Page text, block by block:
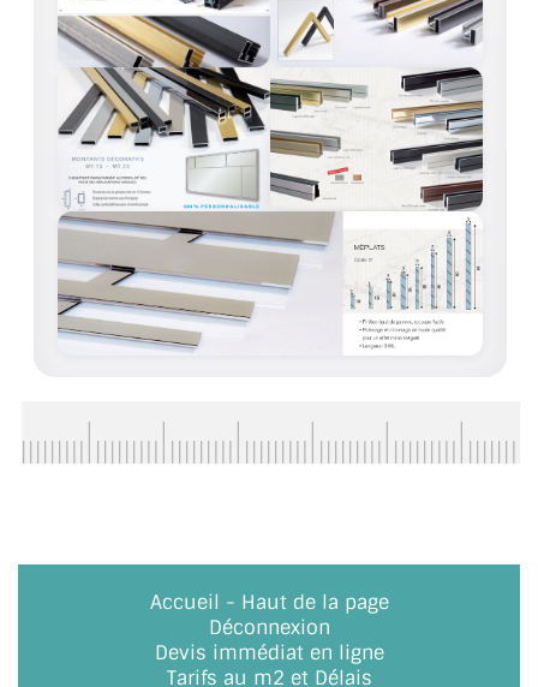
VERRES TEXTURÉS
PLEXIGLAS PMMA
DOUBLE VITRAGE
ACCESSOIRES & QUINCAILLERIE
CATALOGUE DE PROFILS ET FIXATION DU
VERRE
LES FIXATIONS POUR MIROIR
VITRINE EN VERRE
LES CHARNIÈRES DE PORTE EN VERRE
BOUTONS ET POIGNÉES
Accueil - Haut de la page
Déconnexion
Devis immédiat en ligne
Tarifs au m2 et Délais